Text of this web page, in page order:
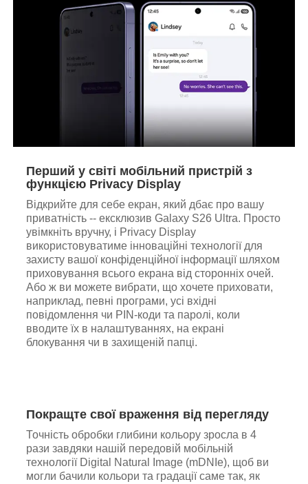
Перший у світі мобільний пристрій з
функцією Privacy Display
Відкрийте для себе екран, який дбає про вашу
приватність -- ексклюзив Galaxy S26 Ultra. Просто
увімкніть вручну, і Privacy Display
використовуватиме інноваційні технології для
захисту вашої конфіденційної інформації шляхом
приховування всього екрана від сторонніх очей.
Або ж ви можете вибрати, що хочете приховати,
наприклад, певні програми, усі вхідні
повідомлення чи PIN-коди та паролі, коли
вводите їх в налаштуваннях, на екрані
блокування чи в захищеній папці.
Покращте свої враження від перегляду
Точність обробки глибини кольору зросла в 4
рази завдяки нашій передовій мобільній
технології Digital Natural Image (mDNIe), щоб ви
могли бачили кольори та градації саме так, як